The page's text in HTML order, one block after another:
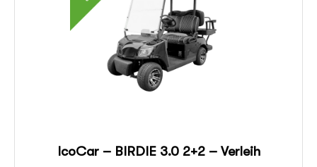
IcoCar – BIRDIE 3.0 2+2 – Verleih